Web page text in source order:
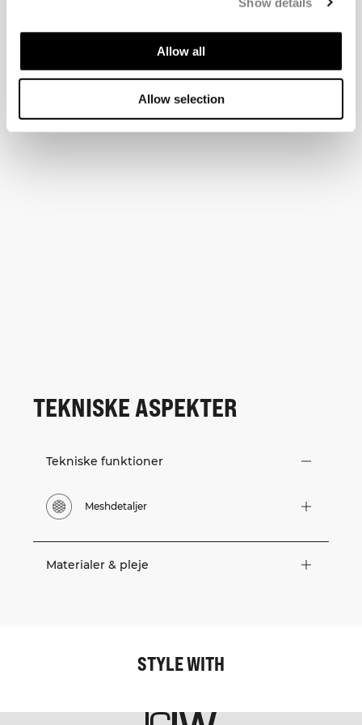
Allow all
Allow selection
TEKNISKE ASPEKTER
Tekniske funktioner
Meshdetaljer
Materialer & pleje
STYLE WITH